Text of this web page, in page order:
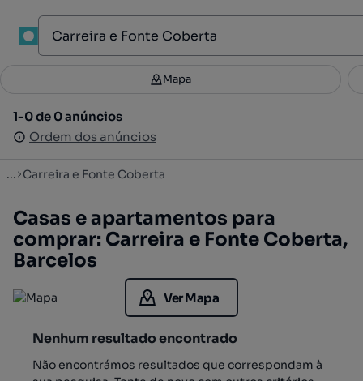
Filtros 1
1-0 de 0 anúncios
Ordem dos anúncios
Mapa
1-0 de 0 anúncios
Ordem dos anúncios
... Carreira e Fonte Coberta
Casas e apartamentos para
comprar: Carreira e Fonte Coberta,
Barcelos
Ver Mapa
Nenhum resultado encontrado
Não encontrámos resultados que correspondam à